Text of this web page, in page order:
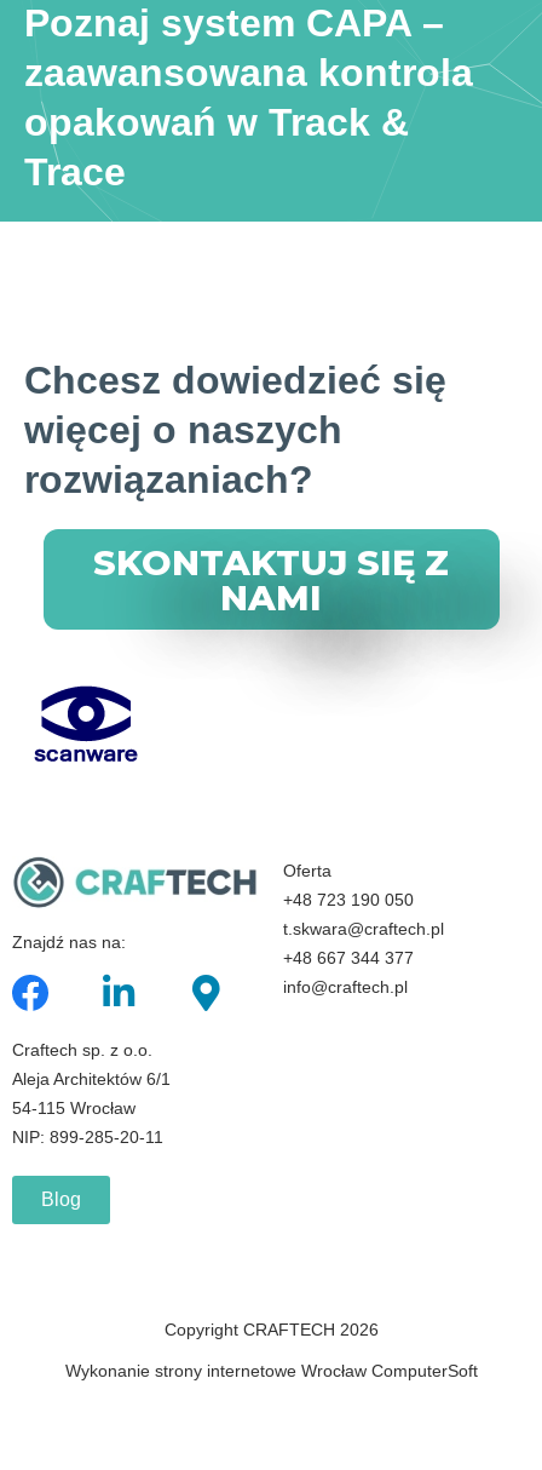
Poznaj system CAPA –
zaawansowana kontrola
opakowań w Track &
Trace
Chcesz dowiedzieć się
więcej o naszych
rozwiązaniach?
SKONTAKTUJ SIĘ Z
NAMI
Znajdź nas na:
Craftech sp. z o.o.
Aleja Architektów 6/1
54-115 Wrocław
NIP: 899-285-20-11
Oferta
+48 723 190 050
t.skwara@craftech.pl
+48 667 344 377
info@craftech.pl
Blog
Copyright CRAFTECH 2026
Wykonanie strony internetowe Wrocław ComputerSoft